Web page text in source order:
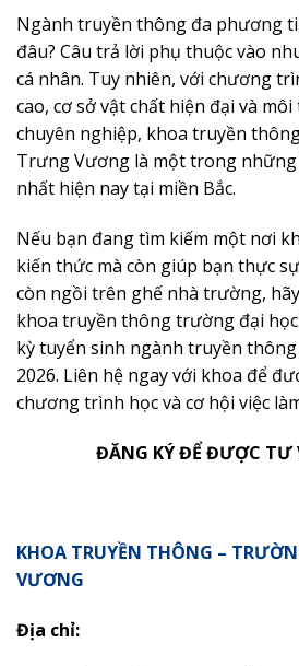
Ngành truyền thông đa phương
đâu? Câu trả lời phụ thuộc vào
cá nhân. Tuy nhiên, với chương
cao, cơ sở vật chất hiện đại và
chuyên nghiệp, khoa truyền
Trưng Vương là một trong những
nhất hiện nay tại miền Bắc.
Nếu bạn đang tìm kiếm một nơi
kiến thức mà còn giúp bạn thực
còn ngồi trên ghế nhà trường,
khoa truyền thông trường đại
kỳ tuyển sinh ngành truyền
2026. Liên hệ ngay với khoa để
chương trình học và cơ hội việc
ĐĂNG KÝ ĐỂ ĐƯỢC TƯ
KHOA TRUYỀN THÔNG –
VƯƠNG
Địa chỉ: